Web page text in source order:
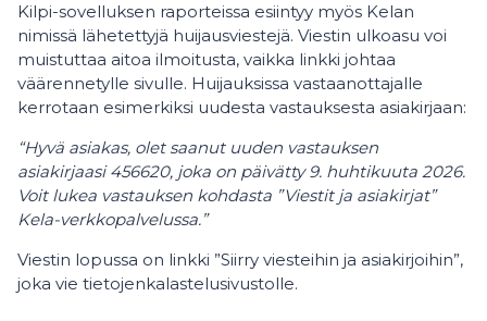
Kilpi-sovelluksen raporteissa esiintyy myös Kelan
nimissä lähetettyjä huijausviestejä. Viestin ulkoasu voi
muistuttaa aitoa ilmoitusta, vaikka linkki johtaa
väärennetylle sivulle. Huijauksissa vastaanottajalle
kerrotaan esimerkiksi uudesta vastauksesta asiakirjaan:
“Hyvä asiakas, olet saanut uuden vastauksen
asiakirjaasi 456620, joka on päivätty 9. huhtikuuta 2026.
Voit lukea vastauksen kohdasta ”Viestit ja asiakirjat”
Kela-verkkopalvelussa.”
Viestin lopussa on linkki ”Siirry viesteihin ja asiakirjoihin”,
joka vie tietojenkalastelusivustolle.